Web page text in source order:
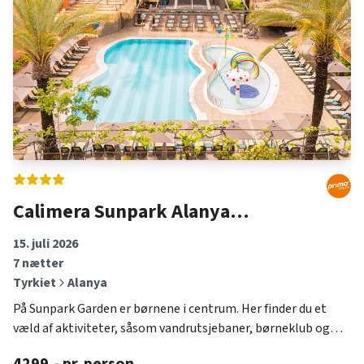
Side – Kemer – Lara (Antalya Lufthavn) et fantastisk rejsemål
med noget for enhver smag. Bestil din ferie hos Detur og
kom afsted til Alanya – Side – Kemer – Lara (Antalya
Lufthavn).
Calimera Sunpark Alanya
m/morgenmad
15. juli 2026
7nætter
Tyrkiet
Alanya
På Sunpark Garden er børnene i centrum. Her finder du et
væld af aktiviteter, såsom vandrutsjebaner, børneklub og